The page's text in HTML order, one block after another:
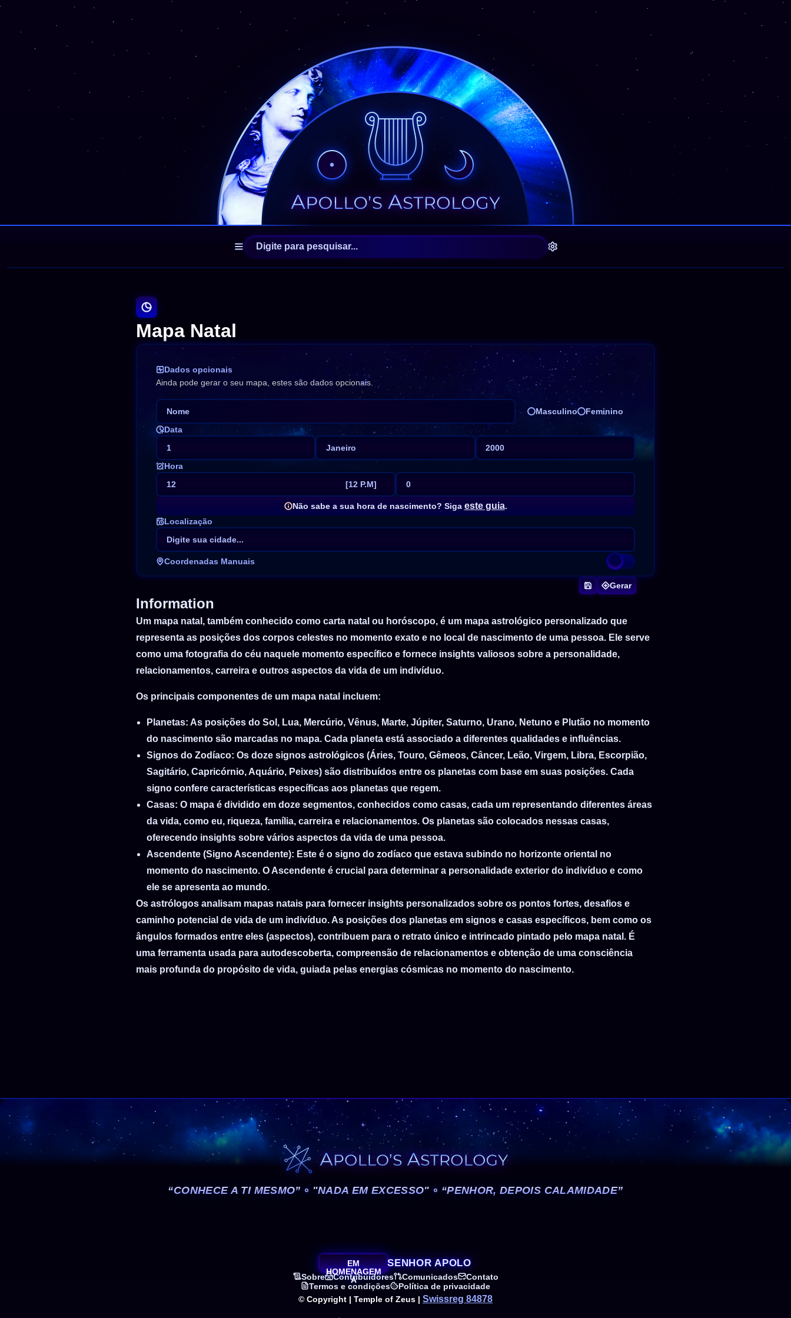
Mapa Natal
Dados opcionais
Ainda pode gerar o seu mapa, estes são dados opcionais.
Masculino
Feminino
Data
1
Janeiro
2000
Hora
12
[12 P.M]
0
[12 A.M]
1
[1 A.M]
3
5
6
[6 A.M]
7
[7 A.M]
8
[8 A.M]
9
[9 A.M]
12
[12 P.M]
13
[1 P.M]
14
[2 P.M]
15
[3 P.M]
16 [4 P.M]
17 [5 P.M]
18 [6 P.M]
19
[7 P.M]
20
[8 P.M]
[9 P.M]
[11 P.M]
0
Não sabe a sua hora de nascimento? Siga este guia.
Localização
Coordenadas Manuais
Gerar
Information
Um mapa natal, também conhecido como carta natal ou horóscopo, é um mapa astrológico personalizado que
representa as posições dos corpos celestes no momento exato e no local de nascimento de uma pessoa. Ele serve
como uma fotografia do céu naquele momento específico e fornece insights valiosos sobre a personalidade,
relacionamentos, carreira e outros aspectos da vida de um indivíduo.
Os principais componentes de um mapa natal incluem:
Planetas: As posições do Sol, Lua, Mercúrio, Vênus, Marte, Júpiter, Saturno, Urano, Netuno e Plutão no momento
do nascimento são marcadas no mapa. Cada planeta está associado a diferentes qualidades e influências.
Signos do Zodíaco: Os doze signos astrológicos (Áries, Touro, Gêmeos, Câncer, Leão, Virgem, Libra, Escorpião,
Sagitário, Capricórnio, Aquário, Peixes) são distribuídos entre os planetas com base em suas posições. Cada
signo confere características específicas aos planetas que regem.
Casas: O mapa é dividido em doze segmentos, conhecidos como casas, cada um representando diferentes áreas
da vida, como eu, riqueza, família, carreira e relacionamentos. Os planetas são colocados nessas casas,
oferecendo insights sobre vários aspectos da vida de uma pessoa.
Ascendente (Signo Ascendente): Este é o signo do zodíaco que estava subindo no horizonte oriental no
momento do nascimento. O Ascendente é crucial para determinar a personalidade exterior do indivíduo e como
ele se apresenta ao mundo.
Os astrólogos analisam mapas natais para fornecer insights personalizados sobre os pontos fortes, desafios e
caminho potencial de vida de um indivíduo. As posições dos planetas em signos e casas específicos, bem como os
ângulos formados entre eles (aspectos), contribuem para o retrato único e intrincado pintado pelo mapa natal. É
uma ferramenta usada para autodescoberta, compreensão de relacionamentos e obtenção de uma consciência
mais profunda do propósito de vida, guiada pelas energias cósmicas no momento do nascimento.
“CONHECE A TI MESMO” "NADA EM EXCESSO" “PENHOR, DEPOIS CALAMIDADE”
EM
HOMENAGEM
A
SENHOR APOLO
Sobre Contribuidores Comunicados
Contato
Termos e condições
Política de privacidade
© Copyright | Temple of Zeus | Swissreg 84878